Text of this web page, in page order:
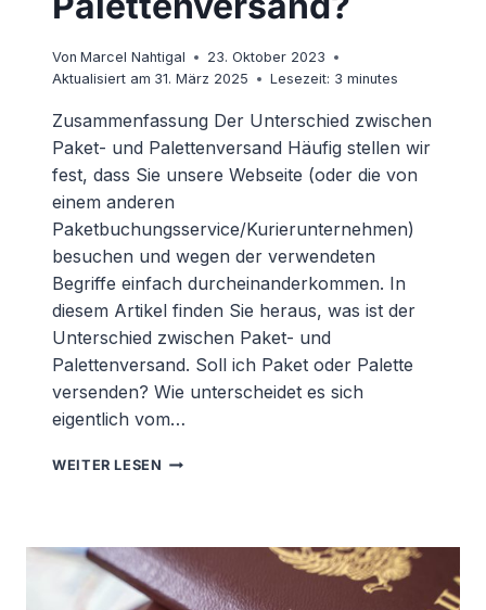
Von Marcel Nahtigal
23. Oktober 2023
Aktualisiert am 31. März 2025 Lesezeit: 3minutes
Zusammenfassung Der Unterschied zwischen
Paket- und Palettenversand Häufig stellen wir
fest, dass Sie unsere Webseite (oder die von
einem anderen
Paketbuchungsservice/Kurierunternehmen)
besuchen und wegen der verwendeten
Begriffe einfach durcheinanderkommen. In
diesem Artikel finden Sie heraus, was ist der
Unterschied zwischen Paket- und
Palettenversand. Soll ich Paket oder Palette
versenden? Wie unterscheidet es sich
eigentlich vom…
WEITER LESEN WAS
ZWISCHEN
PAKET-
UND